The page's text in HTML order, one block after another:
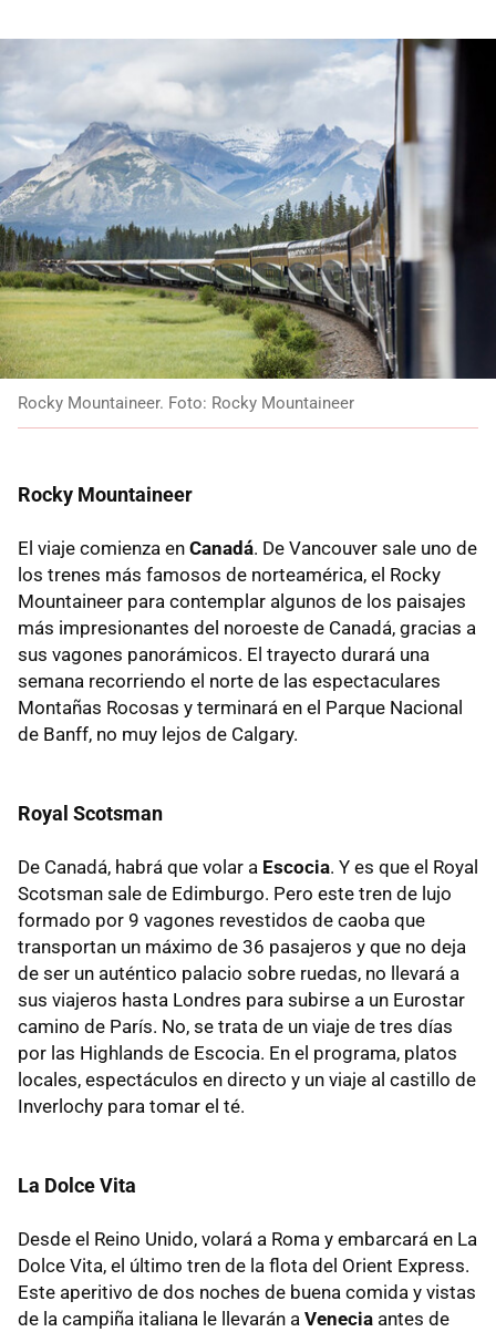
Rocky Mountaineer. Foto: Rocky Mountaineer
Rocky Mountaineer
El viaje comienza en Canadá. De Vancouver sale uno de
los trenes más famosos de norteamérica, el Rocky
Mountaineer para contemplar algunos de los paisajes
más impresionantes del noroeste de Canadá, gracias a
sus vagones panorámicos. El trayecto durará una
semana recorriendo el norte de las espectaculares
Montañas Rocosas y terminará en el Parque Nacional
de Banff, no muy lejos de Calgary.
Royal Scotsman
De Canadá, habrá que volar a Escocia. Y es que el Royal
Scotsman sale de Edimburgo. Pero este tren de lujo
formado por 9 vagones revestidos de caoba que
transportan un máximo de 36 pasajeros y que no deja
de ser un auténtico palacio sobre ruedas, no llevará a
sus viajeros hasta Londres para subirse a un Eurostar
camino de París. No, se trata de un viaje de tres días
por las Highlands de Escocia. En el programa, platos
locales, espectáculos en directo y un viaje al castillo de
Inverlochy para tomar el té.
La Dolce Vita
Desde el Reino Unido, volará a Roma y embarcará en La
Dolce Vita, el último tren de la flota del Orient Express.
Este aperitivo de dos noches de buena comida y vistas
de la campiña italiana le llevarán a Venecia antes de